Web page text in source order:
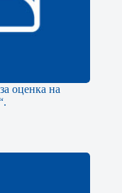
оценка на